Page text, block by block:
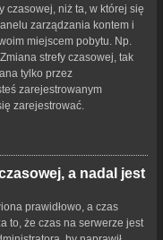
czasowej, niż ta, w której się
zarządzania kontem i
miejscem pobytu. Np.
strefy czasowej, tak
tylko przez
zarejestrowanym
zarejestrować.
a nadal jest
prawidłowo, a czas
to, że czas na serwerze jest